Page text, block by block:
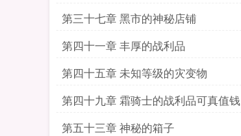
第三十七章 黑市的神秘店铺
第四十一章 丰厚的战利品
第四十五章 未知等级的灾变物
第四十九章 霜骑士的战利品可真值钱
第五十三章 神秘的箱子